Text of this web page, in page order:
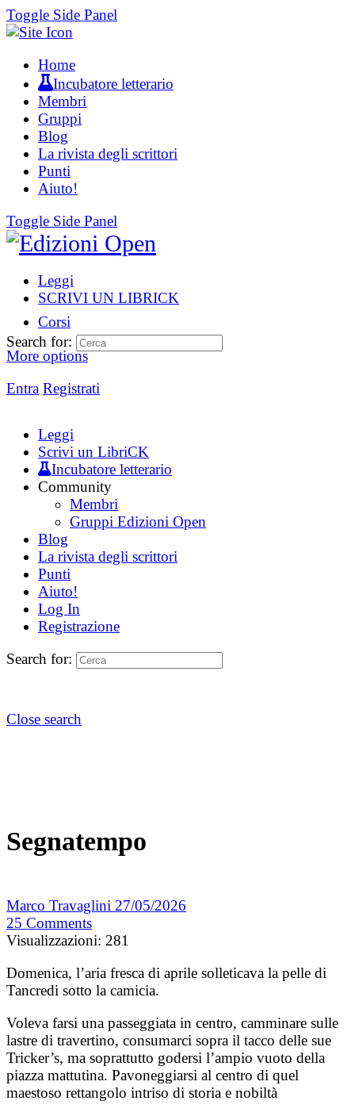
Toggle Side Panel
Home
Incubatore letterario
Membri
Gruppi
Blog
La rivista degli scrittori
Punti
Aiuto!
Toggle Side Panel
Leggi
SCRIVI UN LIBRICK
Corsi
More options
Entra Registrati
Search for:
Leggi
Scrivi un LibriCK
Incubatore letterario
Community
Membri
Gruppi Edizioni Open
Blog
La rivista degli scrittori
Punti
Aiuto!
Log In
Registrazione
Search for:
Close search
Segnatempo
Marco Travaglini 27/05/2026
25 Comments
Visualizzazioni: 281
Domenica, l’aria fresca di aprile solleticava la pelle di
Tancredi sotto la camicia.
Voleva farsi una passeggiata in centro, camminare sulle
lastre di travertino, consumarci sopra il tacco delle sue
Tricker’s, ma soprattutto godersi l’ampio vuoto della
piazza mattutina. Pavoneggiarsi al centro di quel
maestoso rettangolo intriso di storia e nobiltà